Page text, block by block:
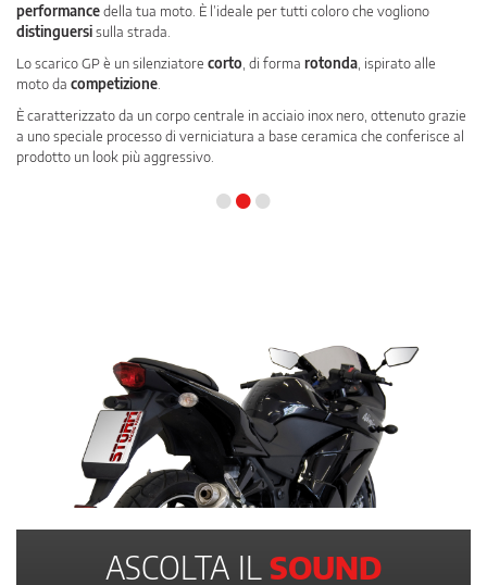
performancedella tua moto. È l’ideale per tutti coloro che vogliono
distinguersisulla strada.
Lo scarico GP è un silenziatore corto , di forma rotonda , ispirato alle
moto da competizione
È caratterizzato da un corpo centrale in acciaio inox nero, ottenuto grazie
a uno speciale processo di verniciatura a base ceramica che conferisce al
prodotto un look più aggressivo.
•••
ASCOLTA IL SOUND